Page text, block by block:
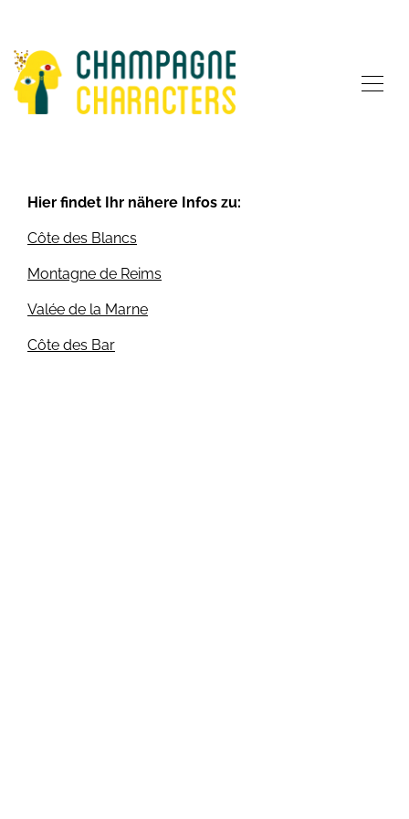
Hier findet Ihr nähere Infos zu:
Côte des Blancs
Montagne de Reims
Valée de la Marne
Côte des Bar